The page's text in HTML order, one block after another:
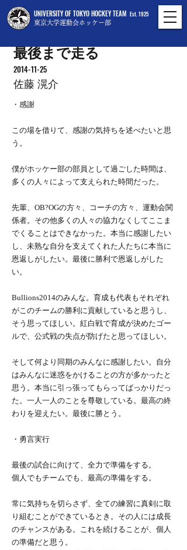
UNIVERSITY OF TOKYO HOCKEY TEAM
東京大学運動会ホッケー部
Est. 1925
最後まで走る
2014-11-25
佐藤 滉介
・感謝
この場を借りて、感謝の気持ちを述べたいと思
う。
僕がホッケー部の部員として過ごした時間は、
多くの人々によって支えられた時間だった。
先輩、OB?OGの方々、コーチの方々、運動会関
係者。その他多くの人々の協力なくしてここま
でくることはできなかった。本当に感謝したい
し、未熟な自分を支えてくれた人たちに本当に
恩返しがしたい。最後に勝利で恩返しがした
い。
Bullions2014のみんな。育成も代表もそれぞれ
がこのチームの勝利に貢献していると思うし、
そう思ってほしい。紅白戦で育成が決めたゴー
ルで、公式戦の失点が防げたと思ってほしい。
そして何より同期のみんなに感謝したい。自分
はみんなに迷惑をかけることの方が多かったと
思う。本当に引っ張ってもらってばっかりだっ
た。一人一人のことを尊敬している。最高の終
わりを迎えたい。最後に勝とう。
・勇言実行
最後の試合に向けて、全力で準備をする。
個人でもチームでも、最高の準備をする。
常に気持ちを切らさず、全ての練習に真剣に取
り組むことができているとき。その人には成長
のチャンスがある。これを続けることが、個人
の準備だと思う。